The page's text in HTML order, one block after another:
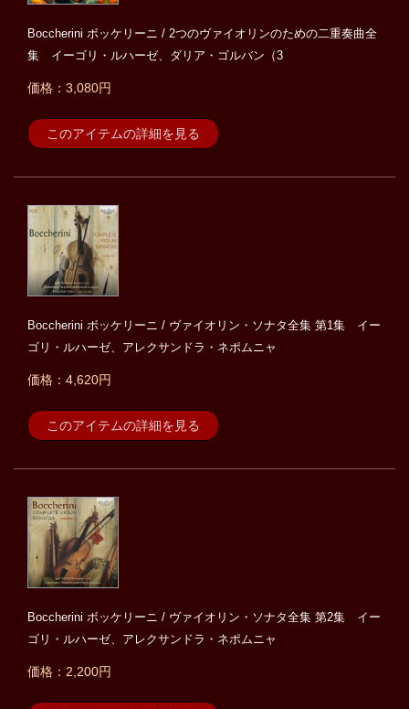
Boccherini ボッケリーニ / 2つのヴァイオリンのための二重奏曲全
集 イーゴリ・ルハーゼ、ダリア・ゴルバン（3
価格：3,080円
このアイテムの詳細を見る
Boccherini ボッケリーニ / ヴァイオリン・ソナタ全集 第1集 イー
ゴリ・ルハーゼ、アレクサンドラ・ネポムニャ
価格：4,620円
このアイテムの詳細を見る
Boccherini ボッケリーニ / ヴァイオリン・ソナタ全集 第2集 イー
ゴリ・ルハーゼ、アレクサンドラ・ネポムニャ
価格：2,200円